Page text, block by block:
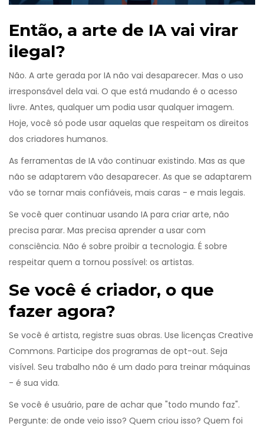
Então, a arte de IA vai virar
ilegal?
Não. A arte gerada por IA não vai desaparecer. Mas o uso
irresponsável dela vai. O que está mudando é o acesso
livre. Antes, qualquer um podia usar qualquer imagem.
Hoje, você só pode usar aquelas que respeitam os direitos
dos criadores humanos.
As ferramentas de IA vão continuar existindo. Mas as que
não se adaptarem vão desaparecer. As que se adaptarem
vão se tornar mais confiáveis, mais caras - e mais legais.
Se você quer continuar usando IA para criar arte, não
precisa parar. Mas precisa aprender a usar com
consciência. Não é sobre proibir a tecnologia. É sobre
respeitar quem a tornou possível: os artistas.
Se você é criador, o que
fazer agora?
Se você é artista, registre suas obras. Use licenças Creative
Commons. Participe dos programas de opt-out. Seja
visível. Seu trabalho não é um dado para treinar máquinas
- é sua vida.
Se você é usuário, pare de achar que "todo mundo faz".
Pergunte: de onde veio isso? Quem criou isso? Quem foi